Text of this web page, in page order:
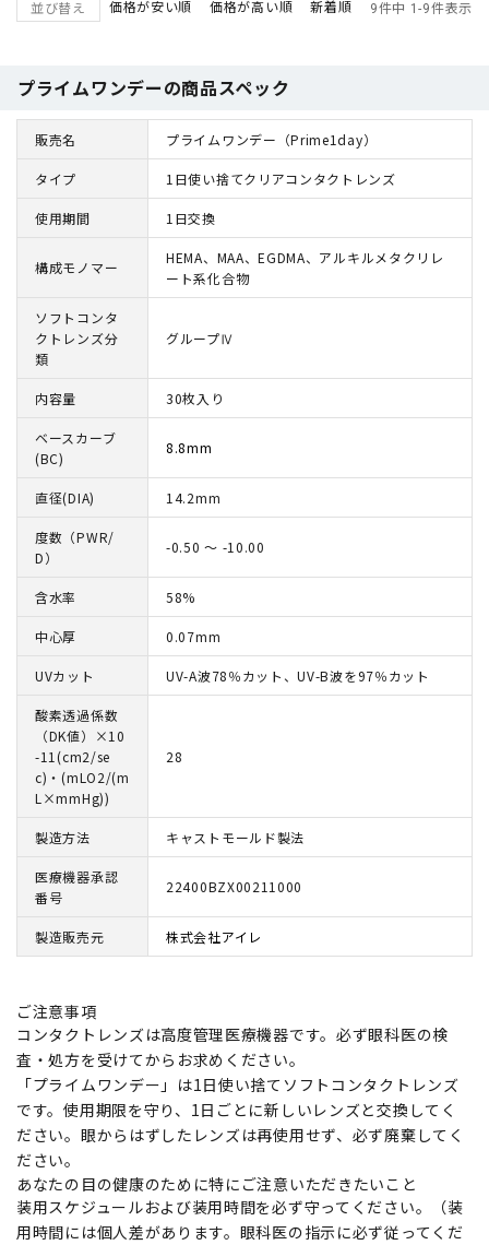
並び替え 価格が安い順 価格が高い順 新着順 9件中 1-9件表示
プライムワンデーの商品スペック
販売名 プライムワンデー（Prime1day）
タイプ 1日使い捨てクリアコンタクトレンズ
使用期間 1日交換
構成モノマー
HEMA、MAA、EGDMA、アルキルメタクリレ
ート系化合物
ソフトコンタ
クトレンズ分
類
グループⅣ
内容量 30枚入り
ベースカーブ
(BC)
8.8mm
直径(DIA) 14.2mm
度数（PWR/
D）
-0.50 ～ -10.00
含水率 58%
中心厚 0.07mm
UVカット UV-A波78％カット、UV-B波を97％カット
酸素透過係数
（DK値）×10
-11(cm2/se
c)・(mLO2/(m
L×mmHg))
28
製造方法 キャストモールド製法
医療機器承認
番号
22400BZX00211000
製造販売元 株式会社アイレ
ご注意事項
コンタクトレンズは高度管理医療機器です。必ず眼科医の検
査・処方を受けてからお求めください。
「プライムワンデー」は1日使い捨てソフトコンタクトレンズ
です。使用期限を守り、1日ごとに新しいレンズと交換してく
ださい。眼からはずしたレンズは再使用せず、必ず廃棄してく
ださい。
あなたの目の健康のために特にご注意いただきたいこと
装用スケジュールおよび装用時間を必ず守ってください。（装
用時間には個人差があります。眼科医の指示に必ず従ってくだ